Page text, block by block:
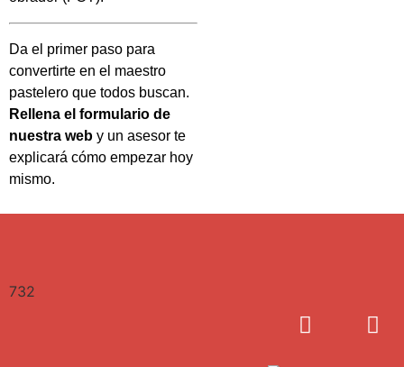
Da el primer paso para
convertirte en el maestro
pastelero que todos buscan.
Rellena el formulario de
nuestra web y un asesor te
explicará cómo empezar hoy
mismo.
732